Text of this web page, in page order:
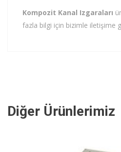
Kompozit Kanal Izgaraları
fazla bilgi için bizimle iletişime
Diğer Ürünlerimiz